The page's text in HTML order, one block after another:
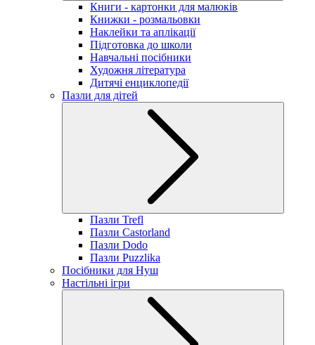
Книги - картонки для малюків
Книжки - розмальовки
Наклейки та аплікації
Підготовка до школи
Навчальні посібники
Художня література
Дитячі енциклопедії
Пазли для дітей
Пазли Trefl
Пазли Castorland
Пазли Dodo
Пазли Puzzlika
Посібники для Нуш
Настільні ігри